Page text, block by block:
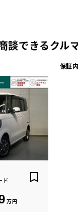
談できるクル
保証
ド
万円